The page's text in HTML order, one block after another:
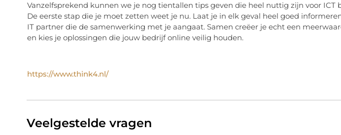
Vanzelfsprekend kunnen we je nog tientallen tips geven die heel nuttig zijn voor ICT
De eerste stap die je moet zetten weet je nu. Laat je in elk geval heel goed
IT partner die de samenwerking met je aangaat. Samen creëer je echt een
en kies je oplossingen die jouw bedrijf online veilig houden.
https://www.think4.nl/
Veelgestelde vragen